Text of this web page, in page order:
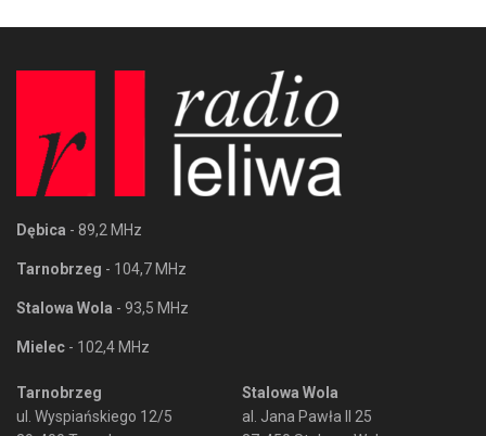
Dębica - 89,2 MHz
Tarnobrzeg - 104,7 MHz
Stalowa Wola - 93,5 MHz
Mielec - 102,4 MHz
Tarnobrzeg
ul. Wyspiańskiego 12/5
Stalowa Wola
al. Jana Pawła II 25